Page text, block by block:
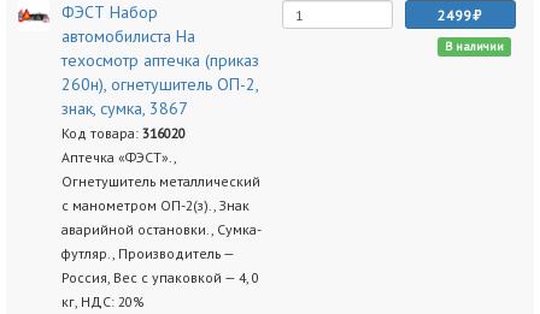
ФЭСТ Набор
автомобилиста На
техосмотр аптечка (приказ
260н), огнетушитель ОП-2,
знак, сумка, 3867
Код товара: 316020
Аптечка «ФЭСТ».,
Огнетушитель металлический
с манометром ОП-2(з)., Знак
аварийной остановки., Сумка-
футляр., Производитель —
Россия, Вес с упаковкой — 4, 0
кг, НДС: 20%
2499
В наличии